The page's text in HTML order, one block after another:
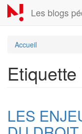
Aller
au
contenu
Les blogs
Accueil
LES